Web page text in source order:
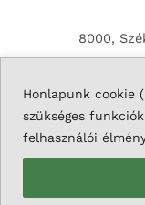
Honlapunk cookie
szükséges
felhasználói
8000,